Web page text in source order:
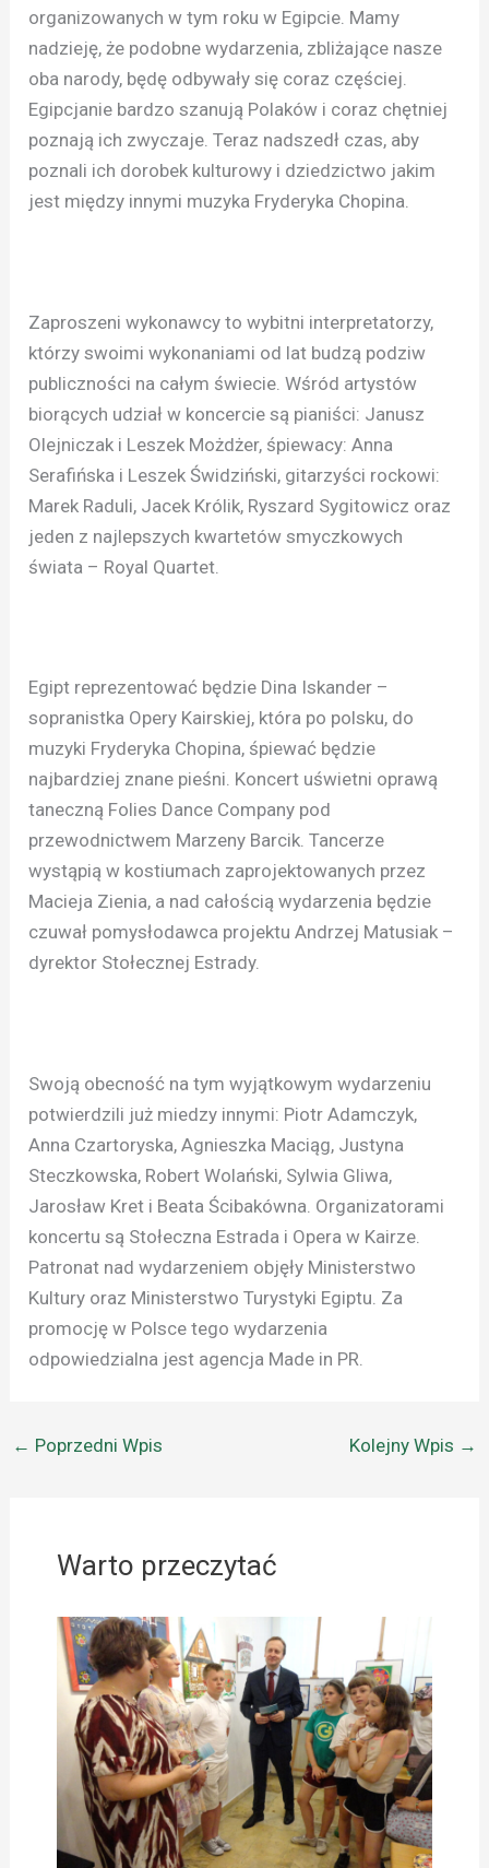
organizowanych w tym roku w Egipcie. Mamy
nadzieję, że podobne wydarzenia, zbliżające nasze
oba narody, będę odbywały się coraz częściej.
Egipcjanie bardzo szanują Polaków i coraz chętniej
poznają ich zwyczaje. Teraz nadszedł czas, aby
poznali ich dorobek kulturowy i dziedzictwo jakim
jest między innymi muzyka Fryderyka Chopina.
Zaproszeni wykonawcy to wybitni interpretatorzy,
którzy swoimi wykonaniami od lat budzą podziw
publiczności na całym świecie. Wśród artystów
biorących udział w koncercie są pianiści: Janusz
Olejniczak i Leszek Możdżer, śpiewacy: Anna
Serafińska i Leszek Świdziński, gitarzyści rockowi:
Marek Raduli, Jacek Królik, Ryszard Sygitowicz oraz
jeden z najlepszych kwartetów smyczkowych
świata – Royal Quartet.
Egipt reprezentować będzie Dina Iskander –
sopranistka Opery Kairskiej, która po polsku, do
muzyki Fryderyka Chopina, śpiewać będzie
najbardziej znane pieśni. Koncert uświetni oprawą
taneczną Folies Dance Company pod
przewodnictwem Marzeny Barcik. Tancerze
wystąpią w kostiumach zaprojektowanych przez
Macieja Zienia, a nad całością wydarzenia będzie
czuwał pomysłodawca projektu Andrzej Matusiak –
dyrektor Stołecznej Estrady.
Swoją obecność na tym wyjątkowym wydarzeniu
potwierdzili już miedzy innymi: Piotr Adamczyk,
Anna Czartoryska, Agnieszka Maciąg, Justyna
Steczkowska, Robert Wolański, Sylwia Gliwa,
Jarosław Kret i Beata Ścibakówna. Organizatorami
koncertu są Stołeczna Estrada i Opera w Kairze.
Patronat nad wydarzeniem objęły Ministerstwo
Kultury oraz Ministerstwo Turystyki Egiptu. Za
promocję w Polsce tego wydarzenia
odpowiedzialna jest agencja Made in PR.
← Poprzedni Wpis Kolejny Wpis →
Warto przeczytać